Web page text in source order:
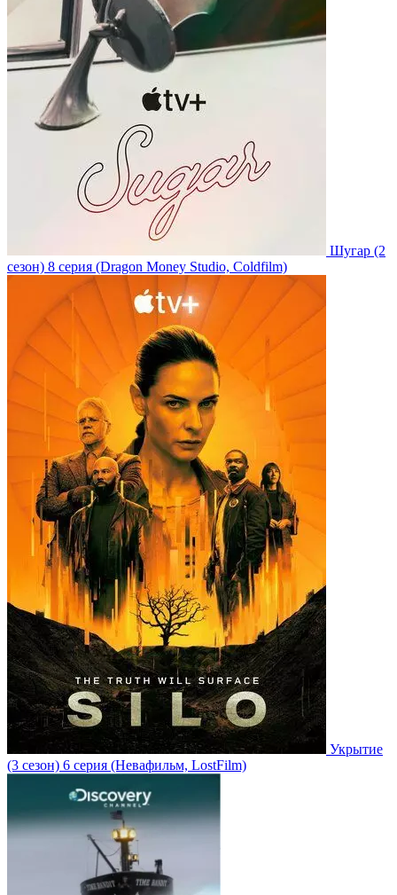
Шугар (2
сезон) 8 серия (Dragon Money Studio, Coldfilm)
Укрытие
(3 сезон) 6 серия (Невафильм, LostFilm)